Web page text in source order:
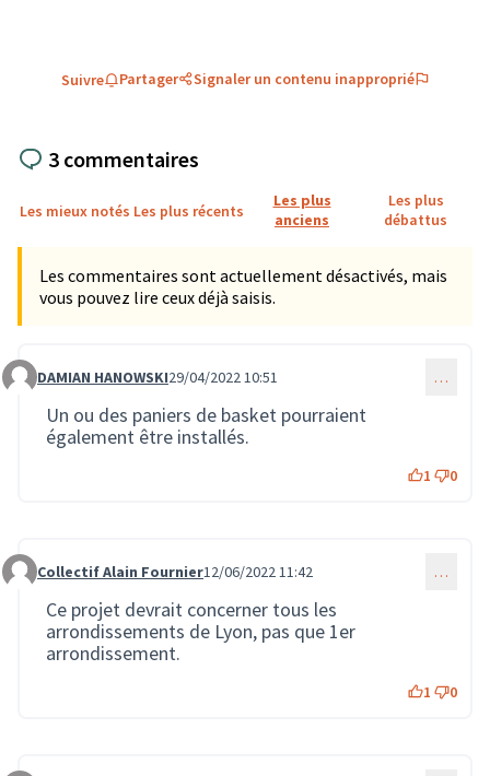
Suivre Partager Signaler un contenu inapproprié
3 commentaires
Les mieux notés Les plus récents
Les plus
anciens
Les plus
débattus
Les commentaires sont actuellement désactivés, mais
vous pouvez lire ceux déjà saisis.
Commentaire 603
DAMIAN HANOWSKI29/04/2022 10:51 …
Un ou des paniers de basket pourraient
également être installés.
1 0
Commentaire 1365
Collectif Alain Fournier12/06/2022 11:42 …
Ce projet devrait concerner tous les
arrondissements de Lyon, pas que 1er
arrondissement.
1 0